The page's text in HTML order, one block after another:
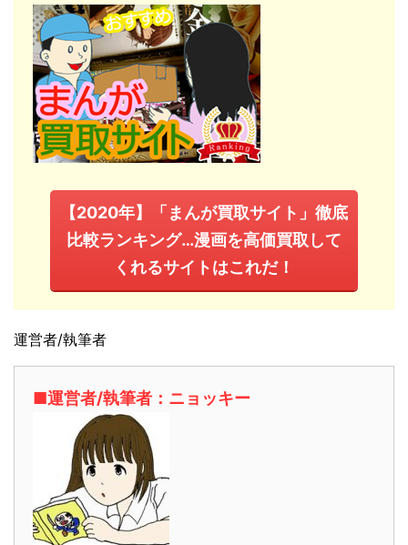
【2020年】「まんが買取サイト」徹底
比較ランキング…漫画を高価買取して
くれるサイトはこれだ！
運営者/執筆者
■運営者/執筆者：ニョッキー